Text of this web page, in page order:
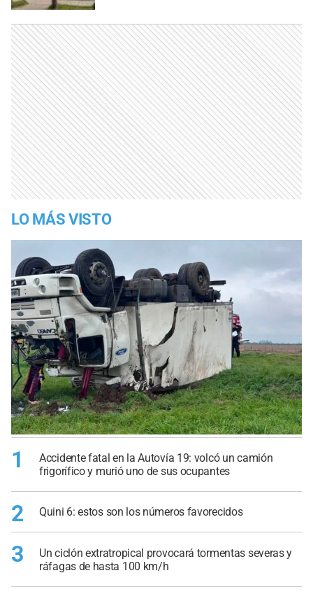
LO MÁS VISTO
1
Accidente fatal en la Autovía 19: volcó un camión
frigorífico y murió uno de sus ocupantes
2 Quini 6: estos son los números favorecidos
3
Un ciclón extratropical provocará tormentas severas y
ráfagas de hasta 100 km/h